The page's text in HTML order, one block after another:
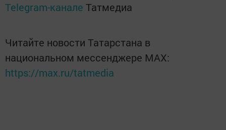
Telegram-канале Татмедиа
Читайте новости Татарстана в
национальном мессенджере MАХ:
https://max.ru/tatmedia